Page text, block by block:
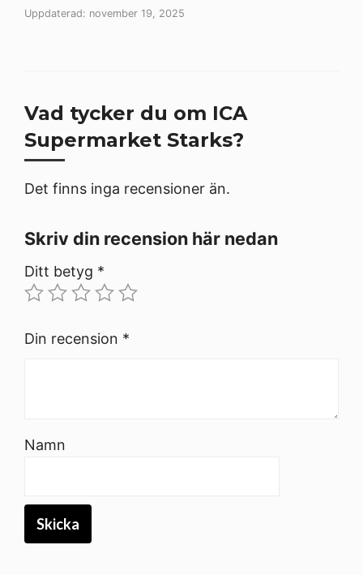
Uppdaterad: november 19, 2025
Vad tycker du om ICA
Supermarket Starks?
Det finns inga recensioner än.
Skriv din recension här nedan
Ditt betyg *
Din recension *
Namn